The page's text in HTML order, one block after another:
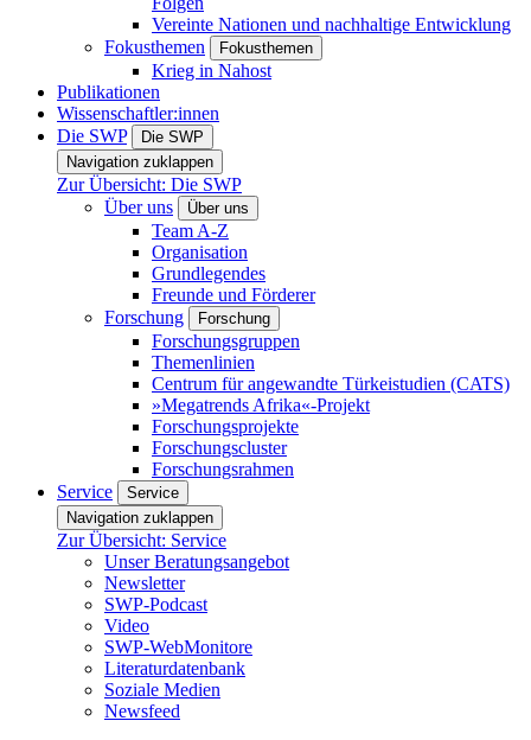
Vereinte Nationen und nachhaltige Entwicklung
Fokusthemen
Fokusthemen
Krieg in Nahost
Publikationen
Wissenschaftler:innen
Die SWP
Die SWP
Navigation zuklappen
Zur Übersicht: Die SWP
Über uns
Über uns
Team A-Z
Organisation
Grundlegendes
Freunde und Förderer
Forschung
Forschung
Forschungsgruppen
Themenlinien
Centrum für angewandte Türkeistudien (CATS)
»Megatrends Afrika«-Projekt
Forschungsprojekte
Forschungscluster
Forschungsrahmen
Service
Service
Navigation zuklappen
Zur Übersicht: Service
Unser Beratungsangebot
Newsletter
SWP-Podcast
Video
SWP-WebMonitore
Literaturdatenbank
Soziale Medien
Newsfeed